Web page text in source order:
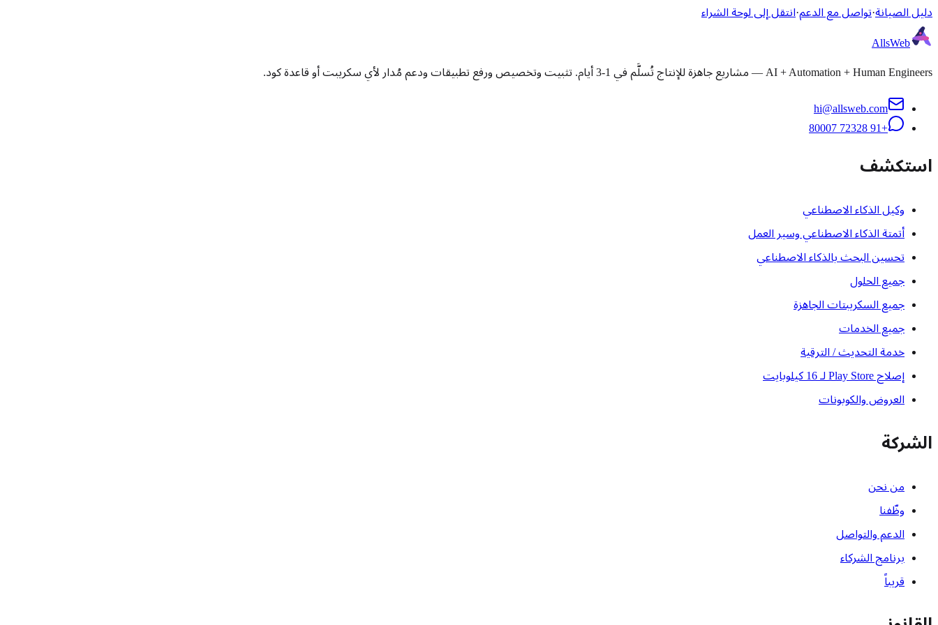
دليل الصيانة·تواصل مع الدعم·انتقل إلى لوحة الشراء
AllsWeb
AI + Automation + Human Engineers — مشاريع جاهزة للإنتاج تُسلَّم في 1-3 أيام. تثبيت وتخصيص ورفع تطبيقات ودعم مُدار لأي سكريبت أو قاعدة كود.
hi@allsweb.com
+91 72328 80007
استكشف
وكيل الذكاء الاصطناعي
أتمتة الذكاء الاصطناعي وسير العمل
تحسين البحث بالذكاء الاصطناعي
جميع الحلول
جميع السكريبتات الجاهزة
جميع الخدمات
خدمة التحديث / الترقية
إصلاح Play Store لـ 16 كيلوبايت
العروض والكوبونات
الشركة
من نحن
وظّفنا
الدعم والتواصل
برنامج الشركاء
قريباً